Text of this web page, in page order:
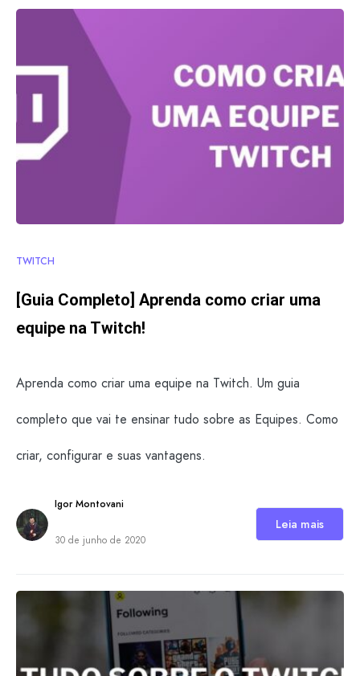
TWITCH
[Guia Completo] Aprenda como criar uma
equipe na Twitch!
Aprenda como criar uma equipe na Twitch. Um guia
completo que vai te ensinar tudo sobre as Equipes. Como
criar, configurar e suas vantagens.
Igor Montovani
30 de junho de 2020
Leia mais